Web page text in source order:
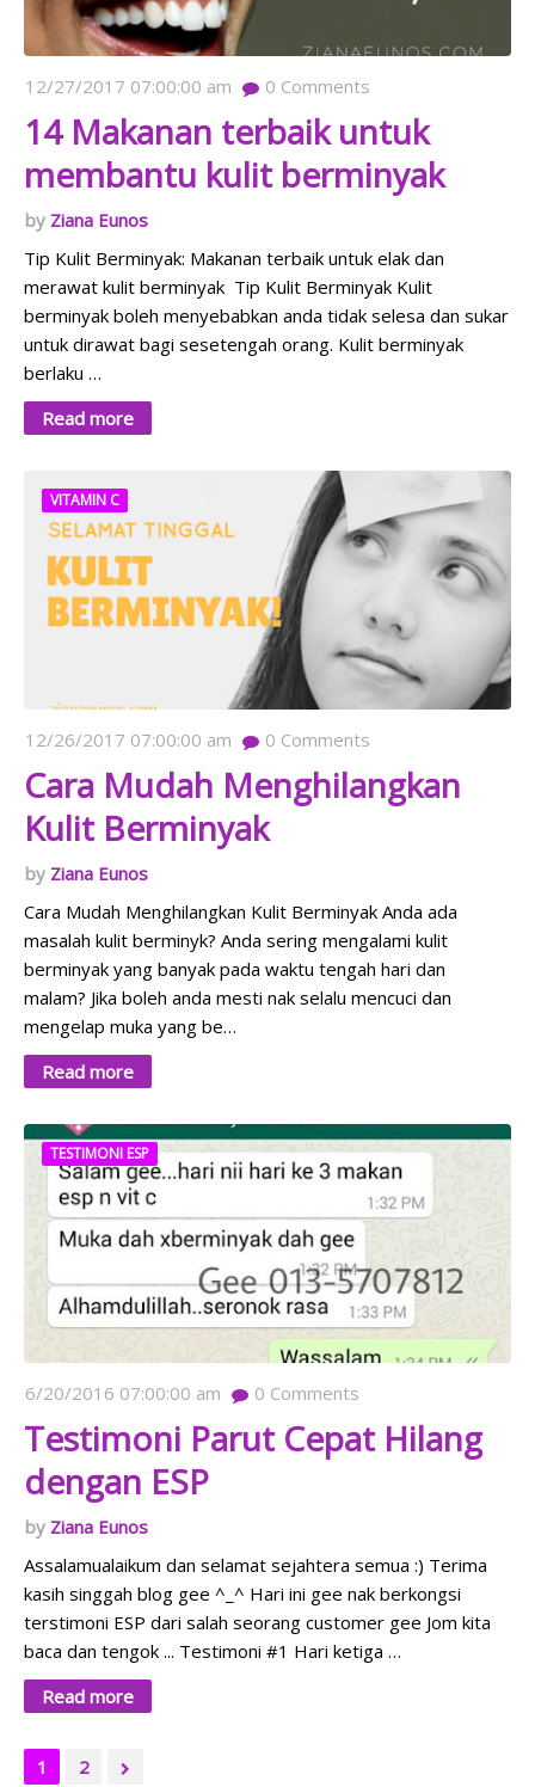
12/27/2017 07:00:00 am 0 Comments
14 Makanan terbaik untuk
membantu kulit berminyak
Ziana Eunos
Tip Kulit Berminyak: Makanan terbaik untuk elak dan
merawat kulit berminyak Tip Kulit Berminyak Kulit
berminyak boleh menyebabkan anda tidak selesa dan sukar
untuk dirawat bagi sesetengah orang. Kulit berminyak
berlaku …
Read more
VITAMIN C
12/26/2017 07:00:00 am 0 Comments
Cara Mudah Menghilangkan
Kulit Berminyak
Ziana Eunos
Cara Mudah Menghilangkan Kulit Berminyak Anda ada
masalah kulit berminyk? Anda sering mengalami kulit
berminyak yang banyak pada waktu tengah hari dan
malam? Jika boleh anda mesti nak selalu mencuci dan
mengelap muka yang be…
Read more
TESTIMONI ESP
6/20/2016 07:00:00 am 0 Comments
Testimoni Parut Cepat Hilang
dengan ESP
Ziana Eunos
Assalamualaikum dan selamat sejahtera semua :) Terima
kasih singgah blog gee ^_^ Hari ini gee nak berkongsi
terstimoni ESP dari salah seorang customer gee Jom kita
baca dan tengok ... Testimoni #1 Hari ketiga …
Read more
1 2